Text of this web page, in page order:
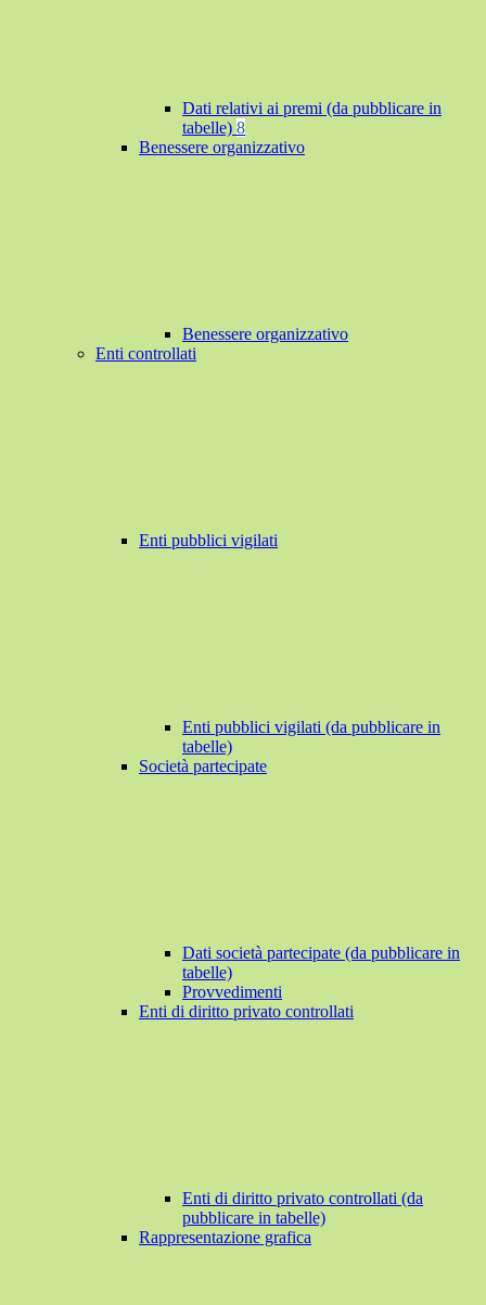
Dati relativi ai premi (da pubblicare in
tabelle) 8
Benessere organizzativo
Benessere organizzativo
Enti controllati
Enti pubblici vigilati
Enti pubblici vigilati (da pubblicare in
tabelle)
Società partecipate
Dati società partecipate (da pubblicare in
tabelle)
Provvedimenti
Enti di diritto privato controllati
Enti di diritto privato controllati (da
pubblicare in tabelle)
Rappresentazione grafica